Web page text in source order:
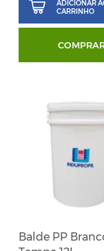
ADICIONAR
CARRINHO
Balde PP